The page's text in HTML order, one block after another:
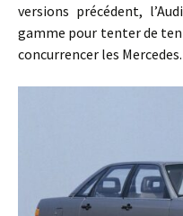
versions précédent,
gamme pour tenter de
concurrencer les Mercedes.